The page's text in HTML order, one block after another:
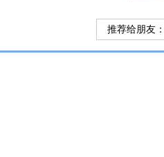
推荐给朋友：